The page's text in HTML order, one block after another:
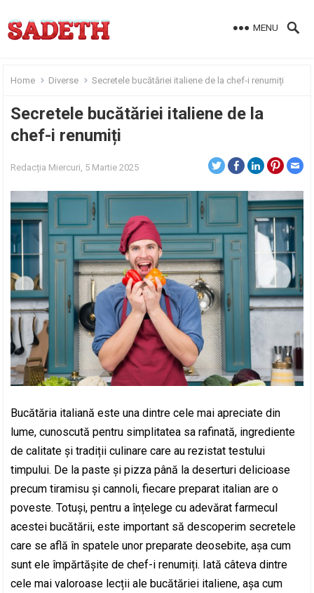
MENU
Home Diverse Secretele bucătăriei italiene de la chef-i renumiți
Secretele bucătăriei italiene de la
chef-i renumiți
Redacția Miercuri, 5 Martie 2025
Bucătăria italiană este una dintre cele mai apreciate din
lume, cunoscută pentru simplitatea sa rafinată, ingrediente
de calitate și tradiții culinare care au rezistat testului
timpului. De la paste și pizza până la deserturi delicioase
precum tiramisu și cannoli, fiecare preparat italian are o
poveste. Totuși, pentru a înțelege cu adevărat farmecul
acestei bucătării, este important să descoperim secretele
care se află în spatele unor preparate deosebite, așa cum
sunt ele împărtășite de chef-i renumiți. Iată câteva dintre
cele mai valoroase lecții ale bucătăriei italiene, așa cum